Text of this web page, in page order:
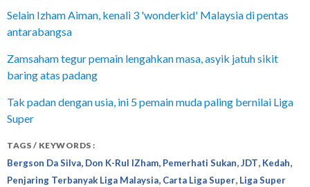
Selain Izham Aiman, kenali 3 'wonderkid' Malaysia di pentas
antarabangsa
Zamsaham tegur pemain lengahkan masa, asyik jatuh sikit
baring atas padang
Tak padan dengan usia, ini 5 pemain muda paling bernilai Liga
Super
TAGS / KEYWORDS :
Bergson Da Silva, Don K-Rul IZham, Pemerhati Sukan,JDT, Kedah,
Penjaring Terbanyak Liga Malaysia, Carta Liga Super, Liga Super